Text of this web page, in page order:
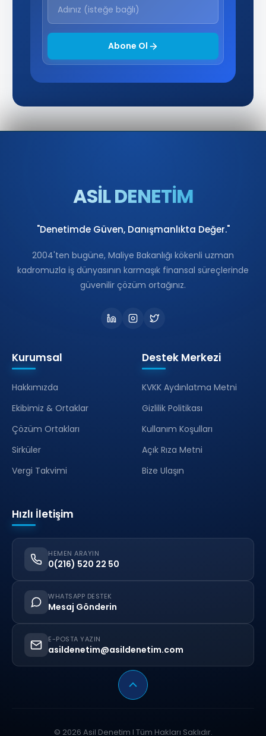
Abone Ol
ASİL DENETİM
"Denetimde Güven, Danışmanlıkta Değer."
2004'ten bugüne, Maliye Bakanlığı kökenli uzman
kadromuzla iş dünyasının karmaşık finansal süreçlerinde
güvenilir çözüm ortağınız.
Kurumsal
Hakkımızda
Ekibimiz & Ortaklar
Çözüm Ortakları
Sirküler
Vergi Takvimi
Destek Merkezi
KVKK Aydınlatma Metni
Gizlilik Politikası
Kullanım Koşulları
Açık Rıza Metni
Bize Ulaşın
Hızlı İletişim
HEMEN ARAYIN
0(216) 520 22 50
WHATSAPP DESTEK
Mesaj Gönderin
E-POSTA YAZIN
asildenetim@asildenetim.com
© 2026 Asil Denetim I Tüm Hakları Saklıdır.